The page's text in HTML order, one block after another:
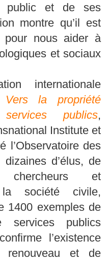
public et de ses
montre qu’il est
nous aider à
et sociaux
internationale
Vers la propriété
publics,
Institute et
l’Observatoire des
d’élus, de
chercheurs et
la société civile,
1400 exemples de
services publics
l’existence
renouveau et de